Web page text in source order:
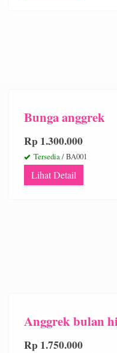
Bunga anggrek
Rp 1.300.000
Tersedia / BA001
Lihat Detail
Anggrek bulan
Rp 1.750.000